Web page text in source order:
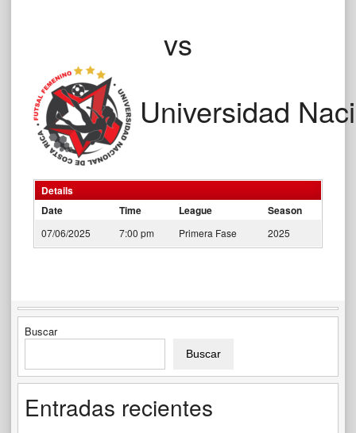
vs
Universidad
Details
Date
Time League Season
07/06/2025 7:00 pm Primera Fase 2025
Buscar
Buscar
Entradas recientes